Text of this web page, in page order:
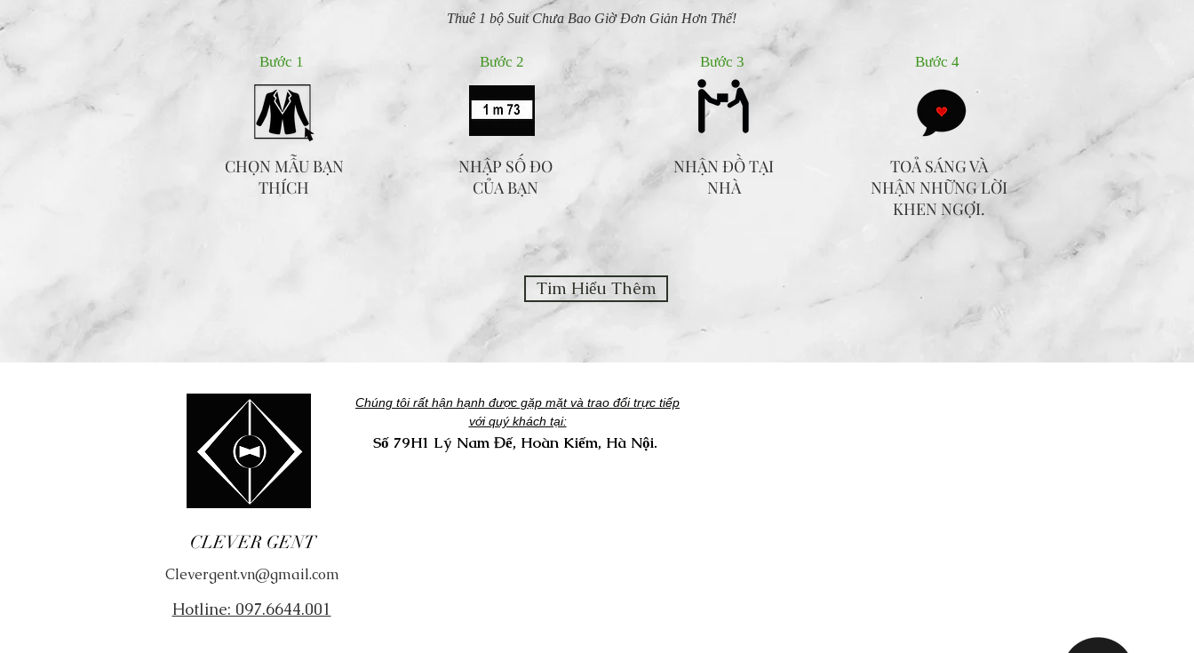
Thuê 1 bộ Suit Chưa Bao Giờ Đơn Giản Hơn Thế!
Bước 1
CHỌN MẪU BẠN
THÍCH
Bước 2
NHẬP SỐ ĐO
​CỦA BẠN
Bước 3
NHẬN ĐỒ TẠI
NHÀ
Bước 4
TOẢ SÁNG VÀ
NHẬN NHỮNG LỜI
KHEN NGỢI.
Tim Hiểu Thêm
CLEVER GENT
Clevergent.vn@gmail.com
Hotline: 097.6644.001
Chúng tôi rất hận hạnh được gặp mặt và trao đổi trực tiếp
với quý khách tại:
Số 79H1 Lý Nam Đế, Hoàn Kiếm, Hà Nội.